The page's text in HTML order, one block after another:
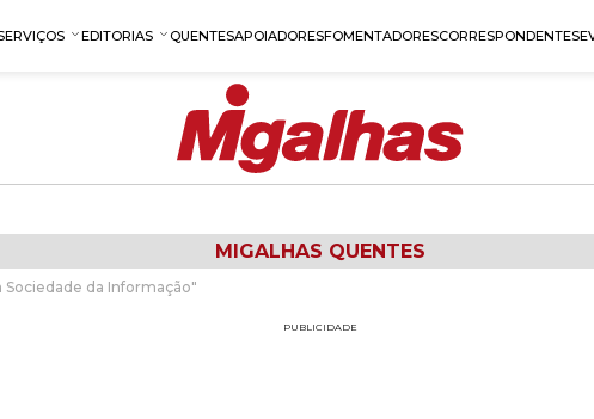
EDITORIAS QUENTESAPOIADORESFOMENTADORESCORRESPONDENTES
MIGALHAS QUENTES
da Informação"
PUBLICIDADE